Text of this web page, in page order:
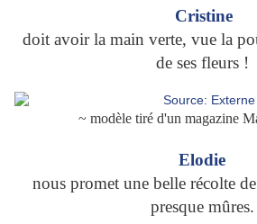
Cristine
doit avoir la main verte, vue la
de ses fleurs !
~ modèle tiré d'un magazine
Elodie
nous promet une belle récolte
presque mûres.